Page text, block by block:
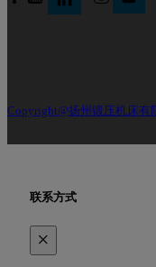
Copyright@扬州锻压机床有
联系方式
×